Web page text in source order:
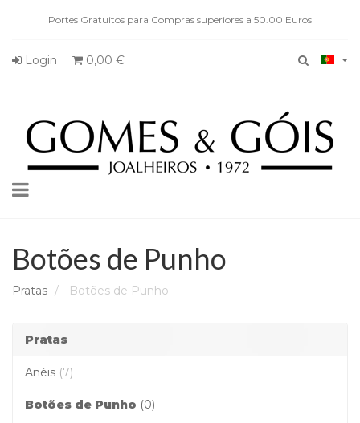
Portes Gratuitos para Compras superiores a 50.00 Euros
Login 0,00 €
Toggle
Botões de Punho
Pratas Botões de Punho
Pratas
Anéis (7)
Botões de Punho (0)